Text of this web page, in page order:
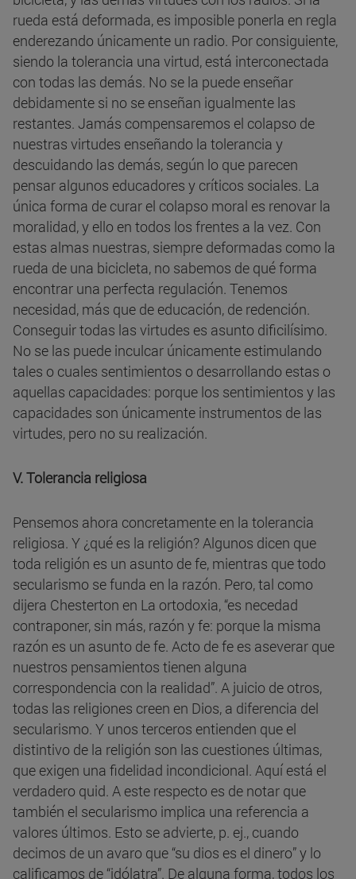
rueda está deformada, es imposible ponerla en regla
enderezando únicamente un radio. Por consiguiente,
siendo la tolerancia una virtud, está interconectada
con todas las demás. No se la puede enseñar
debidamente si no se enseñan igualmente las
restantes. Jamás compensaremos el colapso de
nuestras virtudes enseñando la tolerancia y
descuidando las demás, según lo que parecen
pensar algunos educadores y críticos sociales. La
única forma de curar el colapso moral es renovar la
moralidad, y ello en todos los frentes a la vez. Con
estas almas nuestras, siempre deformadas como la
rueda de una bicicleta, no sabemos de qué forma
encontrar una perfecta regulación. Tenemos
necesidad, más que de educación, de redención.
Conseguir todas las virtudes es asunto dificilísimo.
No se las puede inculcar únicamente estimulando
tales o cuales sentimientos o desarrollando estas o
aquellas capacidades: porque los sentimientos y las
capacidades son únicamente instrumentos de las
virtudes, pero no su realización.
V. Tolerancia religiosa
Pensemos ahora concretamente en la tolerancia
religiosa. Y ¿qué es la religión? Algunos dicen que
toda religión es un asunto de fe, mientras que todo
secularismo se funda en la razón. Pero, tal como
dijera Chesterton en La ortodoxia, “es necedad
contraponer, sin más, razón y fe: porque la misma
razón es un asunto de fe. Acto de fe es aseverar que
nuestros pensamientos tienen alguna
correspondencia con la realidad”. A juicio de otros,
todas las religiones creen en Dios, a diferencia del
secularismo. Y unos terceros entienden que el
distintivo de la religión son las cuestiones últimas,
que exigen una fidelidad incondicional. Aquí está el
verdadero quid. A este respecto es de notar que
también el secularismo implica una referencia a
valores últimos. Esto se advierte, p. ej., cuando
decimos de un avaro que “su dios es el dinero” y lo
calificamos de “idólatra”. De alguna forma, todos los